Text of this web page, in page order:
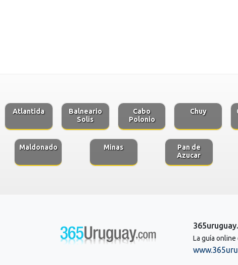
Atlantida
Balneario
Solis
Cabo
Polonio
Chuy
Maldonado Minas
Pan de
Azucar
La guía